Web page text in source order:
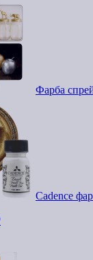
Фарба
Cadence